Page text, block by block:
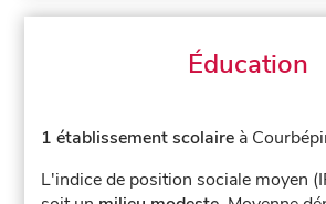
Éducation
1 établissement scolaire à
L'indice de position sociale moyen